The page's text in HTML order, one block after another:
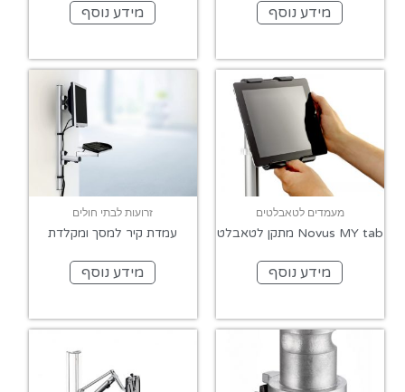
מידע נוסף מידע נוסף
מעמדים לטאבלטים
Novus MY tab מתקן לטאבלט
מידע נוסף
זרועות לבתי חולים
עמדת קיר למסך ומקלדת
מידע נוסף